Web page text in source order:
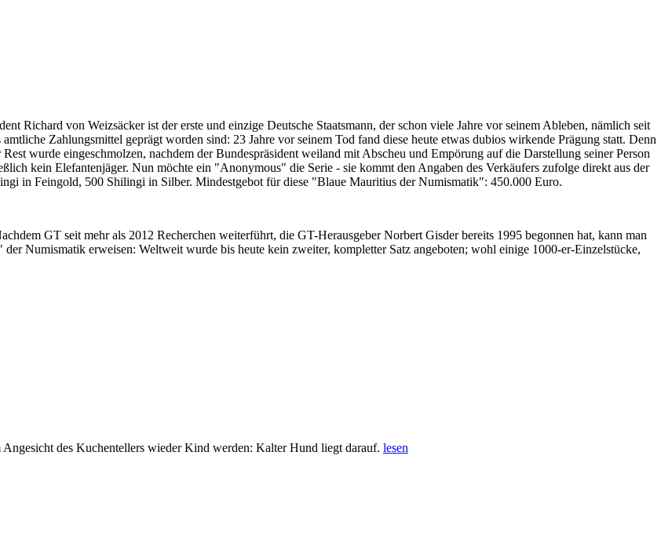
Richard von Weizsäcker ist der erste und einzige Deutsche Staatsmann, der schon viele Jahre vor seinem Ableben, nämlich seit
Zahlungsmittel geprägt worden sind: 23 Jahre vor seinem Tod fand diese heute etwas dubios wirkende Prägung statt. Denn
wurde eingeschmolzen, nachdem der Bundespräsident weiland mit Abscheu und Empörung auf die Darstellung seiner Person
kein Elefantenjäger. Nun möchte ein "Anonymous" die Serie - sie kommt den Angaben des Verkäufers zufolge direkt aus der
in Feingold, 500 Shilingi in Silber. Mindestgebot für diese "Blaue Mauritius der Numismatik": 450.000 Euro.
GT seit mehr als 2012 Recherchen weiterführt, die GT-Herausgeber Norbert Gisder bereits 1995 begonnen hat, kann man
Numismatik erweisen: Weltweit wurde bis heute kein zweiter, kompletter Satz angeboten; wohl einige 1000-er-Einzelstücke,
des Kuchentellers wieder Kind werden: Kalter Hund liegt darauf. lesen